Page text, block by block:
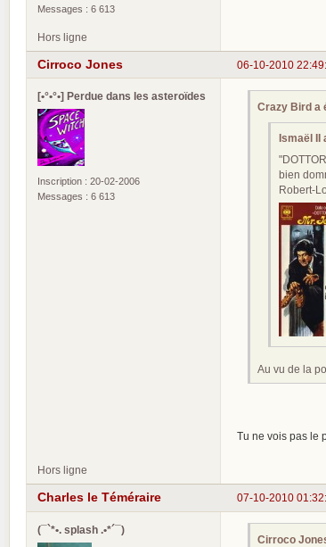
Messages : 6 613
Hors ligne
06-10-2010
Cirroco Jones
[•°•°•] Perdue dans les asteroïdes
Inscription : 20-02-2006
Messages : 6 613
Crazy Bird a
Ismaël II
bien
Robert-
Au vu de la
Tu ne vois pas le
Hors ligne
07-10-2010
Charles le Téméraire
(¯`*•. splash .•*´¯)
Cirroco